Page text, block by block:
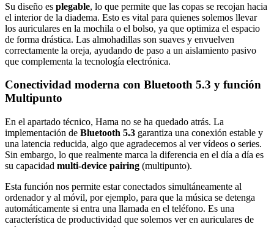
Su diseño es plegable, lo que permite que las copas se recojan hacia
el interior de la diadema. Esto es vital para quienes solemos llevar
los auriculares en la mochila o el bolso, ya que optimiza el espacio
de forma drástica. Las almohadillas son suaves y envuelven
correctamente la oreja, ayudando de paso a un aislamiento pasivo
que complementa la tecnología electrónica.
Conectividad moderna con Bluetooth 5.3 y función
Multipunto
En el apartado técnico, Hama no se ha quedado atrás. La
implementación de Bluetooth 5.3 garantiza una conexión estable y
una latencia reducida, algo que agradecemos al ver vídeos o series.
Sin embargo, lo que realmente marca la diferencia en el día a día es
su capacidad multi-device pairing (multipunto).
Esta función nos permite estar conectados simultáneamente al
ordenador y al móvil, por ejemplo, para que la música se detenga
automáticamente si entra una llamada en el teléfono. Es una
característica de productividad que solemos ver en auriculares de